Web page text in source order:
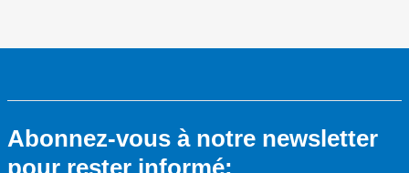
Abonnez-vous à notre newsletter